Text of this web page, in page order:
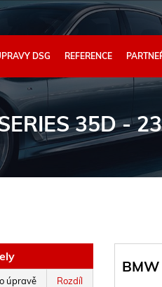
DSG REFERENCE
35D -
úpravě Rozdíl